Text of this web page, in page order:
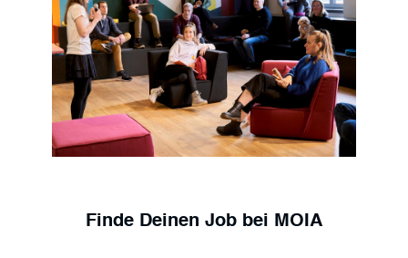
Finde Deinen Job bei MOIA